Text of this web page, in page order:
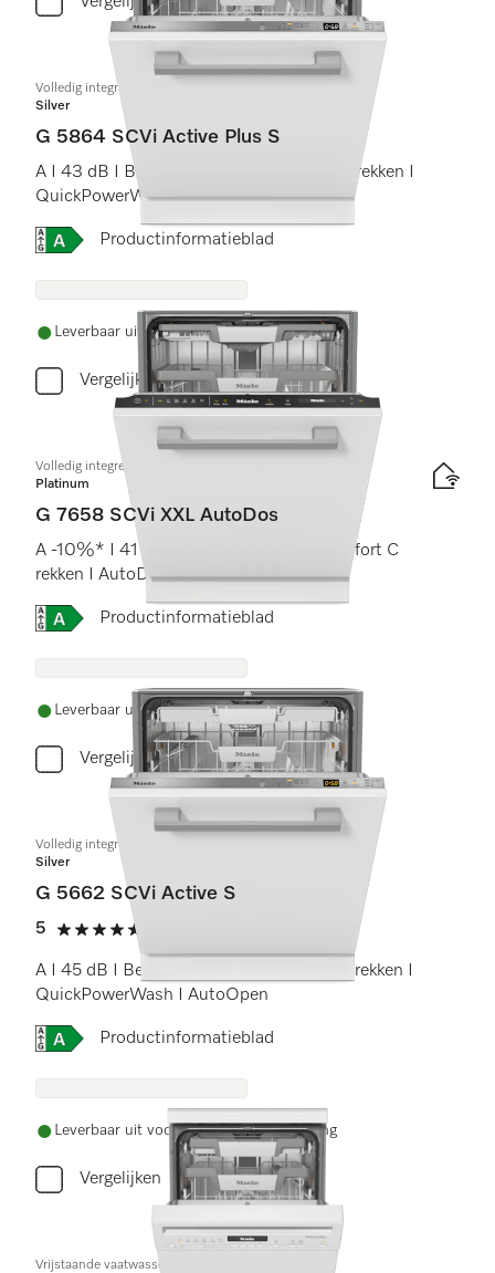
Volledig integreerbare vaatwassers
Silver
G 5864 SCVi Active Plus S
A I 43 dB I Besteklade en -korf I Comfort rekken I
QuickPowerWash I AutoOpen
Online Label Flag, Energielabel
Productinformatieblad
Leverbaar uit voorraad met gratis levering
Vergelijken
Volledig integreerbare vaatwasser XXL
Platinum
G 7658 SCVi XXL AutoDos
A -10%* I 41 dB I Besteklade I ExtraComfort C
rekken I AutoDos I Hygiëne 75 °C
Online Label Flag, Energielabel
Productinformatieblad
Leverbaar uit voorraad met gratis levering
Vergelijken
Volledig integreerbare vaatwassers
Silver
G 5662 SCVi Active S
5
5 sterren op 5
A I 45 dB I Besteklade en -korf I Comfort rekken I
QuickPowerWash I AutoOpen
Online Label Flag, Energielabel
Productinformatieblad
Leverbaar uit voorraad met gratis levering
Vergelijken
Vrijstaande vaatwassers 45 cm